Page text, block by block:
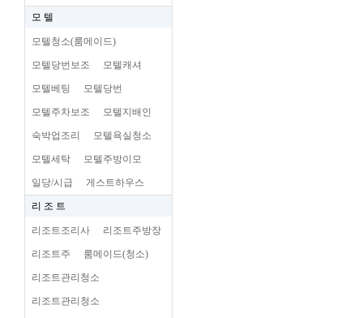
모 텔
모텔청소(룸메이드)
모텔당번보조 모텔캐셔
모텔베팅 모텔당번
모텔주차보조 모텔지배인
숙박업조리 모텔욕실청소
모텔세탁 모텔주방이모
일당/시급 게스트하우스
리 조 트
리조트조리사 리조트주방장
리조트주 룸메이드(청소)
리조트관리청소
리조트관리청소